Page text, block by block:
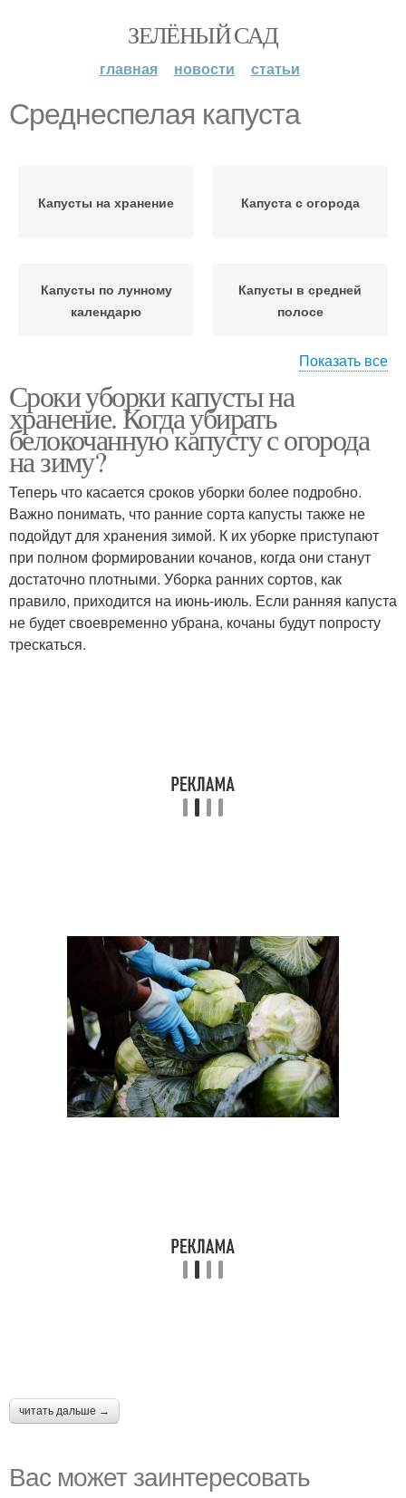
ЗЕЛЁНЫЙ САД
главная новости статьи
Среднеспелая капуста
Капусты на хранение Капуста с огорода
Капусты по лунному
календарю
Капусты в средней
полосе
Капуста в погребе Краснокочанная капуста
Поздний капуста
Показать все
Сроки уборки капусты на
хранение. Когда убирать
белокочанную капусту с огорода
на зиму?
Теперь что касается сроков уборки более подробно.
Важно понимать, что ранние сорта капусты также не
подойдут для хранения зимой. К их уборке приступают
при полном формировании кочанов, когда они станут
достаточно плотными. Уборка ранних сортов, как
правило, приходится на июнь-июль. Если ранняя капуста
не будет своевременно убрана, кочаны будут попросту
трескаться.
читать дальше →
Вас может заинтересовать